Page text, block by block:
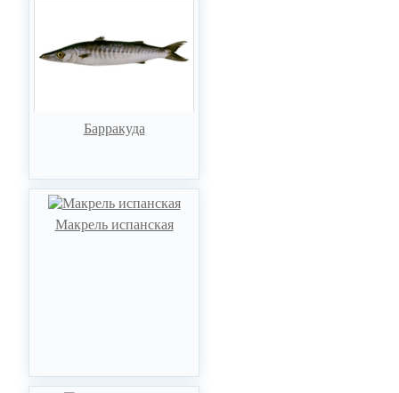
Барракуда
Макрель испанская